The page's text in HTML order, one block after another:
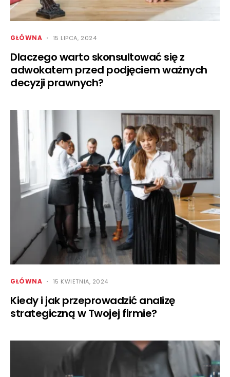
GŁÓWNA 15 LIPCA, 2024
Dlaczego warto skonsultować się z
adwokatem przed podjęciem ważnych
decyzji prawnych?
GŁÓWNA 15 KWIETNIA, 2024
Kiedy i jak przeprowadzić analizę
strategiczną w Twojej firmie?